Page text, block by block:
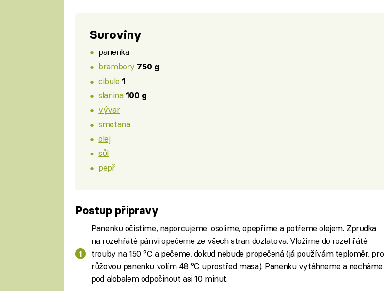
Suroviny
panenka
brambory 750 g
cibule 1
slanina 100 g
vývar
smetana
olej
sůl
pepř
Postup přípravy
Panenku očistíme, naporcujeme, osolíme, opepříme a potřeme olejem. Zprudka
na rozehřáté pánvi opečeme ze všech stran dozlatova. Vložíme do rozehřáté
trouby na 150 °C a pečeme, dokud nebude propečená (já používám teploměr, pro
růžovou panenku volím 48 °C uprostřed masa). Panenku vytáhneme a necháme
pod alobalem odpočinout asi 10 minut.